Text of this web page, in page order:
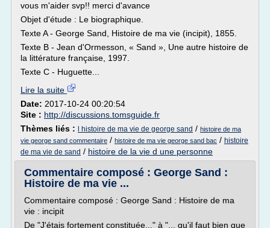
vous m'aider svp!! merci d'avance
Objet d'étude : Le biographique.
Texte A - George Sand, Histoire de ma vie (incipit), 1855.
Texte B - Jean d'Ormesson, « Sand », Une autre histoire de
la littérature française, 1997.
Texte C - Huguette...
Lire la suite
Date: 2017-10-24 00:20:54
Site : http://discussions.tomsguide.fr
Thèmes liés :
l histoire de ma vie de george sand / histoire de ma
vie george sand commentaire / histoire de ma vie george sand bac / histoire
de ma vie de sand / histoire de la vie d une personne
Commentaire composé : George Sand :
Histoire de ma vie ...
Commentaire composé : George Sand : Histoire de ma
vie : incipit
De "J'étais fortement constituée..." à "... qu'il faut bien que